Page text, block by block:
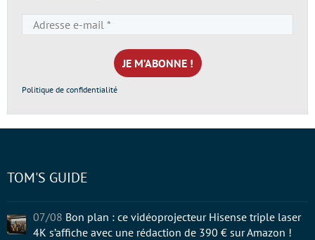
e-
mail
*
Politique de confidentialité
TOM'S GUIDE
07/08 Bon plan : ce vidéoprojecteur Hisense triple laser
4K s’affiche avec une rédaction de 390 € sur Amazon !